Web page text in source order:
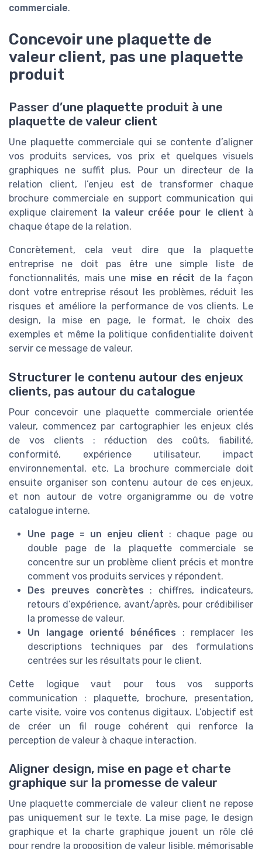
commerciale.
Concevoir une plaquette de
valeur client, pas une plaquette
produit
Passer d’une plaquette produit à une
plaquette de valeur client
Une plaquette commerciale qui se contente d’aligner
vos produits services, vos prix et quelques visuels
graphiques ne suffit plus. Pour un directeur de la
relation client, l’enjeu est de transformer chaque
brochure commerciale en support communication qui
explique clairement
la valeur créée pour le client à
chaque étape de la relation.
Concrètement, cela veut dire que la plaquette
entreprise ne doit pas être une simple liste de
fonctionnalités, mais une mise en récit de la façon
dont votre entreprise résout les problèmes, réduit les
risques et améliore la performance de vos clients. Le
design, la mise en page, le format, le choix des
exemples et même la politique confidentialite doivent
servir ce message de valeur.
Structurer le contenu autour des enjeux
clients, pas autour du catalogue
Pour concevoir une plaquette commerciale orientée
valeur, commencez par cartographier les enjeux clés
de vos clients : réduction des coûts, fiabilité,
conformité, expérience utilisateur, impact
environnemental, etc. La brochure commerciale doit
ensuite organiser son contenu autour de ces enjeux,
et non autour de votre organigramme ou de votre
catalogue interne.
Une page = un enjeu client : chaque page ou
double page de la plaquette commerciale se
concentre sur un problème client précis et montre
comment vos produits services y répondent.
Des preuves concrètes : chiffres, indicateurs,
retours d’expérience, avant/après, pour crédibiliser
la promesse de valeur.
Un langage orienté bénéfices : remplacer les
descriptions techniques par des formulations
centrées sur les résultats pour le client.
Cette logique vaut pour tous vos supports
communication : plaquette, brochure, presentation,
carte visite, voire vos contenus digitaux. L’objectif est
de créer un fil rouge cohérent qui renforce la
perception de valeur à chaque interaction.
Aligner design, mise en page et charte
graphique sur la promesse de valeur
Une plaquette commerciale de valeur client ne repose
pas uniquement sur le texte. La mise page, le design
graphique et la charte graphique jouent un rôle clé
pour rendre la proposition de valeur lisible, mémorisable